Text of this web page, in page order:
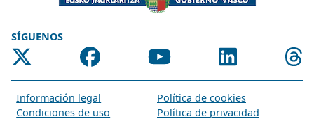
SÍGUENOS
Información legal
Política de cookies
Condiciones de uso
Política de privacidad